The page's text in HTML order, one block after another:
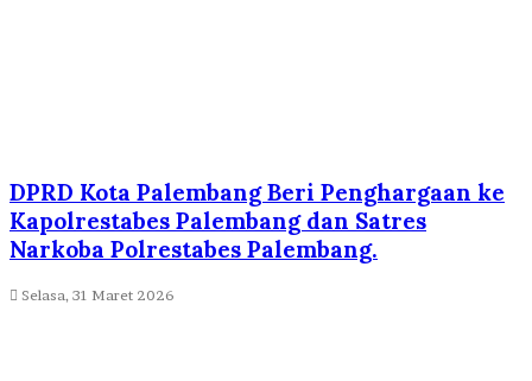
DPRD Kota Palembang Beri Penghargaan ke
Kapolrestabes Palembang dan Satres
Narkoba Polrestabes Palembang.
Selasa, 31 Maret 2026